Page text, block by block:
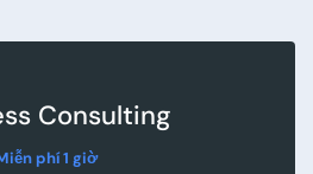
Consulting
phí 1 giờ